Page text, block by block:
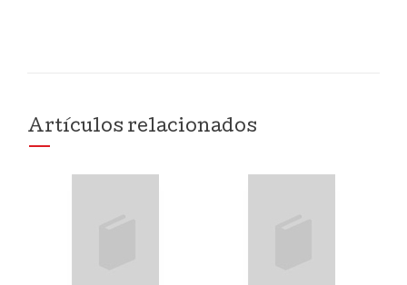
Artículos relacionados